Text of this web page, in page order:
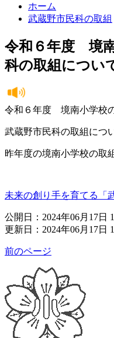
ホーム
武蔵野市民科の取組
令和６年度 境
科の取組につい
令和６年度 境南小学校
武蔵野市民科の取組につ
昨年度の境南小学校の取
未来の創り手を育てる「
公開日：2024年06月17日
更新日：2024年06月17日
前のページ